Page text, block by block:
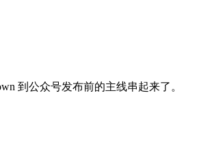
到公众号发布前的主线串起来了。